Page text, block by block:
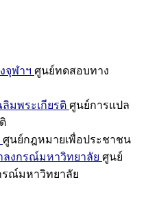
จุฬาฯ ศูนย์ทดสอบทาง
มพระเกียรติ ศูนย์การแปล
ศูนย์กฎหมายเพื่อประชาชน
ลงกรณ์มหาวิทยาลัย ศูนย์
รณ์มหาวิทยาลัย